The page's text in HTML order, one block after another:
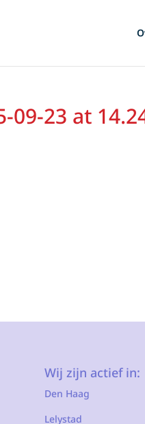
09-23 at
Wij zijn actief in:
Den Haag
Lelystad